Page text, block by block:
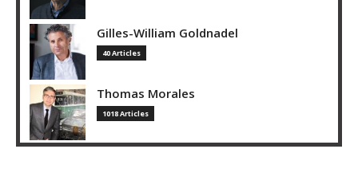
Gilles-William Goldnadel
40 Articles
Thomas Morales
1018 Articles